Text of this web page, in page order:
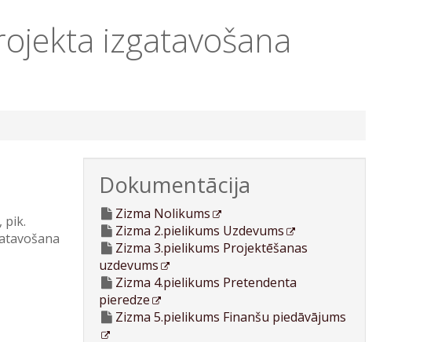
izgatavošana
pik.
Dokumentācija
Zizma Nolikums
Zizma 2.pielikums Uzdevums
Zizma 3.pielikums Projektēšanas
uzdevums
Zizma 4.pielikums Pretendenta
pieredze
Zizma 5.pielikums Finanšu piedāvājums